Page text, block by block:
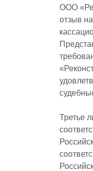
ООО
отзыв
Третье